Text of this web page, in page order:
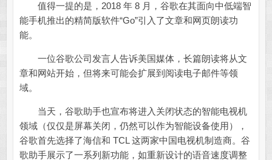
值得一提的是，2018 年 8 月，谷歌在其面向中低端智
能手机推出的精简版软件“Go”引入了文章和网页朗读功
能。
一位谷歌公司发言人告诉美国媒体，长篇朗读将从文
章和网站开始，但将来可能会扩展到阅读电子邮件等领
域。
当天，谷歌助手也宣布将进入关闭状态的智能电视机
领域（仅仅是屏幕关闭，仍然可以作为智能设备使用），
谷歌首先选择了海信和 TCL 这两家中国电视机制造商。谷
歌助手展示了一系列新功能，如重新设计的语音速度调整